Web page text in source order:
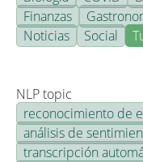
Finanzas
Noticias
Social
NLP topic
reconocimiento de
análisis de
transcripción